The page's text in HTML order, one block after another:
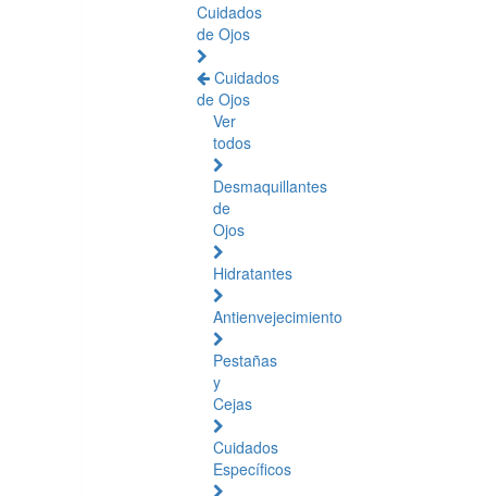
Cuidados
de Ojos
Cuidados
de Ojos
Ver
todos
Desmaquillantes
de
Ojos
Hidratantes
Antienvejecimiento
Pestañas
y
Cejas
Cuidados
Específicos